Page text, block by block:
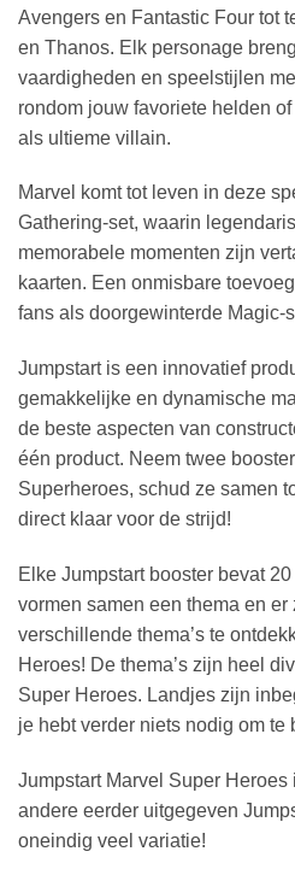
Avengers en Fantastic Four tot
en Thanos. Elk personage
vaardigheden en speelstijlen
rondom jouw favoriete helden
als ultieme villain.
Marvel komt tot leven in deze
Gathering-set, waarin
memorabele momenten zijn
kaarten. Een onmisbare
fans als doorgewinterde Magic-
Jumpstart is een innovatief
gemakkelijke en dynamische
de beste aspecten van
één product. Neem twee
Superheroes, schud ze samen
direct klaar voor de strijd!
Elke Jumpstart booster bevat
vormen samen een thema en er
verschillende thema’s te
Heroes! De thema’s zijn heel
Super Heroes. Landjes zijn
je hebt verder niets nodig om te
Jumpstart Marvel Super
andere eerder uitgegeven
oneindig veel variatie!